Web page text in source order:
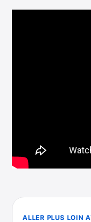
ALLER PLUS LOIN